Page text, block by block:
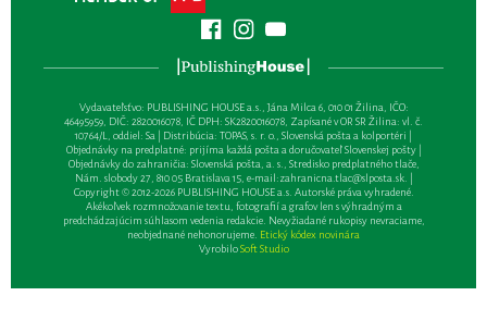
Vydavateľsťvo: PUBLISHING HOUSE a.s., Jána Milca 6, 010 01 Žilina, IČO:
46495959, DIČ: 2820016078, IČ DPH: SK2820016078, Zapísané v OR SR Žilina: vl. č.
10764/L, oddiel: Sa | Distribúcia: TOPAS, s. r. o., Slovenská pošta a kolportéri |
Objednávky na predplatné: prijíma každá pošta a doručovateľ Slovenskej pošty |
Objednávky do zahraničia: Slovenská pošta, a. s., Stredisko predplatného tlače,
Nám. slobody 27, 810 05 Bratislava 15, e-mail:zahranicna.tlac@slposta.sk. |
Copyright © 2012-2026 PUBLISHING HOUSE a.s. Autorské práva vyhradené.
Akékoľvek rozmnožovanie textu, fotografií a grafov len s výhradným a
predchádzajúcim súhlasom vedenia redakcie. Nevyžiadané rukopisy nevraciame,
neobjednané nehonorujeme. Etický kódex novinára
VyrobiloSoft Studio